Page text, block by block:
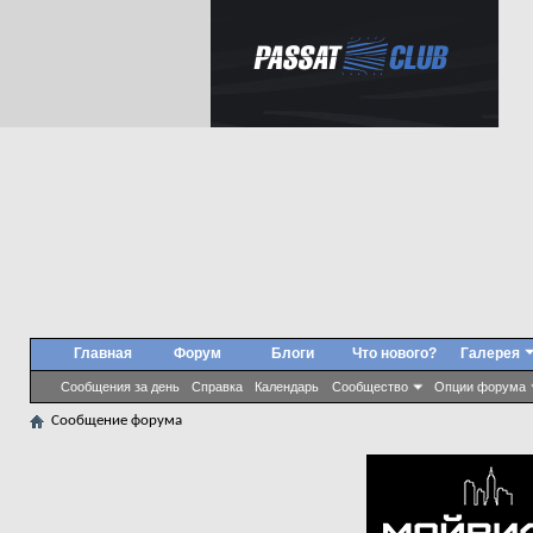
Главная Форум
Сообщения за день Справка Календарь Сообщество Опции форума
Блоги Что нового? Галерея
Сообщение форума